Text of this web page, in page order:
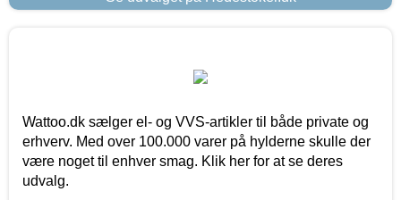
Wattoo.dk sælger el- og VVS-artikler til både private og
erhverv. Med over 100.000 varer på hylderne skulle der
være noget til enhver smag. Klik her for at se deres
udvalg.